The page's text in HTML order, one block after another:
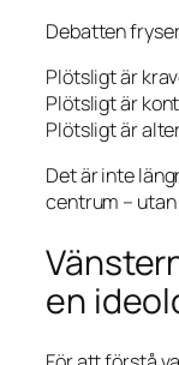
Debatten
Plötsligt är
Plötsligt är
Plötsligt är
Det är inte
centrum –
en